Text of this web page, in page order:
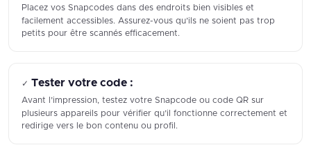
Placez vos Snapcodes dans des endroits bien visibles et
facilement accessibles. Assurez-vous qu’ils ne soient pas trop
petits pour être scannés efficacement.
✓ Tester votre code :
Avant l’impression, testez votre Snapcode ou code QR sur
plusieurs appareils pour vérifier qu’il fonctionne correctement et
redirige vers le bon contenu ou profil.